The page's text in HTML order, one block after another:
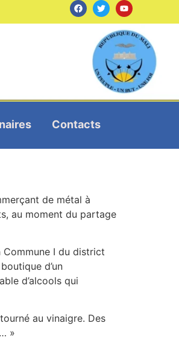
Contacts
de métal à
au moment du partage
Commune I du district
d’un
d’alcools qui
au vinaigre. Des
»